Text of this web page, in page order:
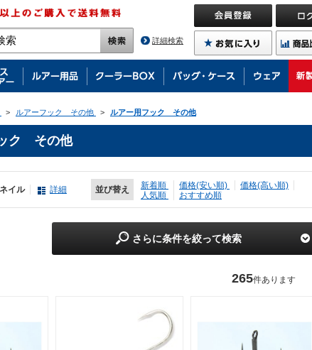
詳細検索
> ルアーフック その他 > ルアー用フック その他
ク その他
イル 詳細 並び替え 新着順 価格(安い順)
価格(高い順)
人気順
おすすめ順
さらに条件を絞って検索
265件あります